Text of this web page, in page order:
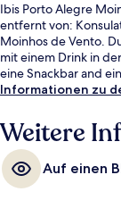
Ibis Porto Alegre
entfernt von:
Moinhos de Vento.
mit einem Drink in
eine Snackbar and
Informationen zu
Weitere
Auf einen